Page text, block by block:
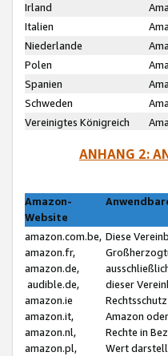
Irland
Italien
Niederlande
Polen
Spanien
Schweden
Vereinigtes Königreich
ANHANG 2:
Amazon-
Website
amazon.com.be,
amazon.fr,
amazon.de,
audible.de,
amazon.ie
amazon.it,
amazon.nl,
amazon.pl,
Diese
dieser
Amazon
Rechte in
Wert